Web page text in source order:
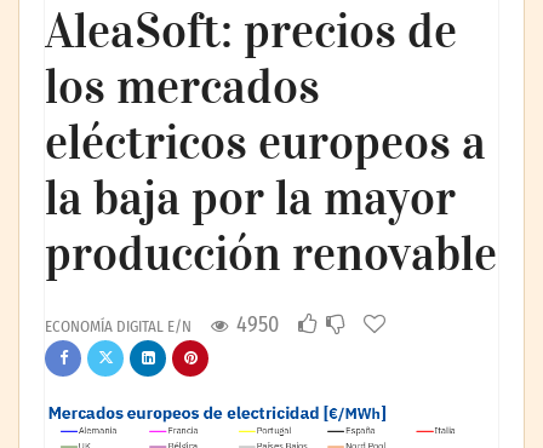
AleaSoft: precios de
los mercados
eléctricos europeos a
la baja por la mayor
producción renovable
ECONOMÍA DIGITAL E/N 4950